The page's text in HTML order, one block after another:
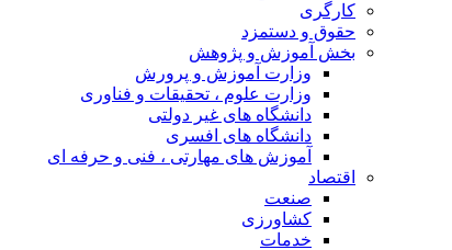
کارگری
حقوق و دستمزد
بخش آموزش و پژوهش
وزارت آموزش و پرورش
وزارت علوم ، تحقیقات و فناوری
دانشگاه های غیر دولتی
دانشگاه های افسری
آموزش های مهارتی ، فنی و حرفه ای
اقتصاد
صنعت
کشاورزی
خدمات